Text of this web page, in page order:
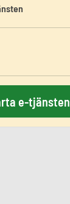
e-tjänsten